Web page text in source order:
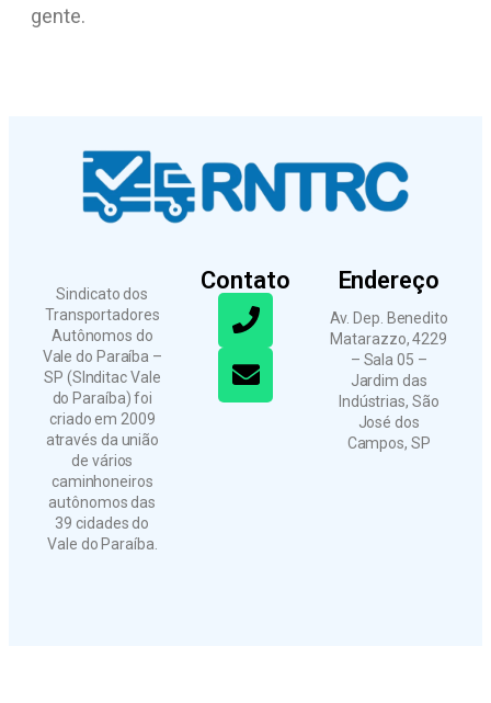
gente.
Sindicato dos
Transportadores
Autônomos do
Vale do Paraíba –
SP (SInditac Vale
do Paraíba) foi
criado em 2009
através da união
de vários
caminhoneiros
autônomos das
39 cidades do
Vale do Paraíba.
Contato Endereço
Av. Dep. Benedito
Matarazzo, 4229
– Sala 05 –
Jardim das
Indústrias, São
José dos
Campos, SP